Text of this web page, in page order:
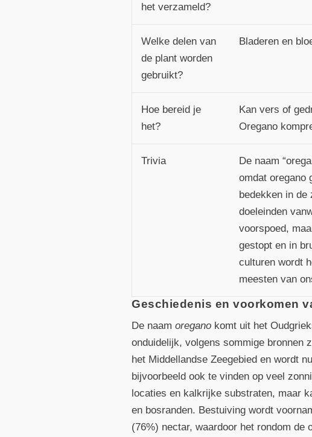
het verzameld?
Welke delen van
de plant worden
gebruikt?
Bladeren en
Hoe bereid je
het?
Kan vers of
Oregano
Trivia
De naam
omdat oregano
bedekken in de
doeleinden
voorspoed,
gestopt en in
culturen wordt
meesten van
Geschiedenis en voorkomen
De naamoregano komt uit het
onduidelijk, volgens sommige bronnen
het Middellandse Zeegebied en wordt
bijvoorbeeld ook te vinden op veel
locaties en kalkrijke substraten, maar
en bosranden. Bestuiving wordt
(76%) nectar, waardoor het rondom de